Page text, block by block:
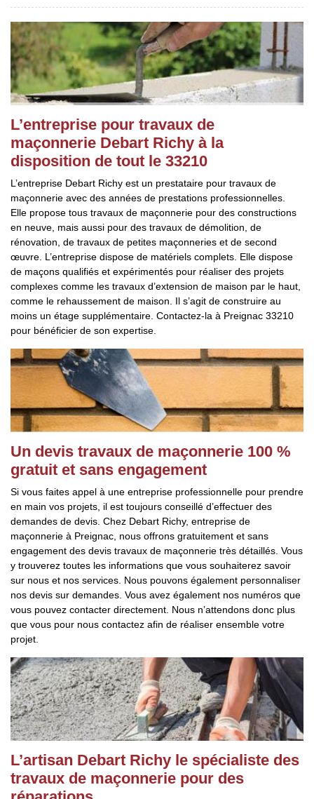
L’entreprise pour travaux de
maçonnerie Debart Richy à la
disposition de tout le 33210
L’entreprise Debart Richy est un prestataire pour travaux de
maçonnerie avec des années de prestations professionnelles.
Elle propose tous travaux de maçonnerie pour des constructions
en neuve, mais aussi pour des travaux de démolition, de
rénovation, de travaux de petites maçonneries et de second
œuvre. L’entreprise dispose de matériels complets. Elle dispose
de maçons qualifiés et expérimentés pour réaliser des projets
complexes comme les travaux d’extension de maison par le haut,
comme le rehaussement de maison. Il s’agit de construire au
moins un étage supplémentaire. Contactez-la à Preignac 33210
pour bénéficier de son expertise.
Un devis travaux de maçonnerie 100 %
gratuit et sans engagement
Si vous faites appel à une entreprise professionnelle pour prendre
en main vos projets, il est toujours conseillé d’effectuer des
demandes de devis. Chez Debart Richy, entreprise de
maçonnerie à Preignac, nous offrons gratuitement et sans
engagement des devis travaux de maçonnerie très détaillés. Vous
y trouverez toutes les informations que vous souhaiterez savoir
sur nous et nos services. Nous pouvons également personnaliser
nos devis sur demandes. Vous avez également nos numéros que
vous pouvez contacter directement. Nous n’attendons donc plus
que vous pour nous contactez afin de réaliser ensemble votre
projet.
L’artisan Debart Richy le spécialiste des
travaux de maçonnerie pour des